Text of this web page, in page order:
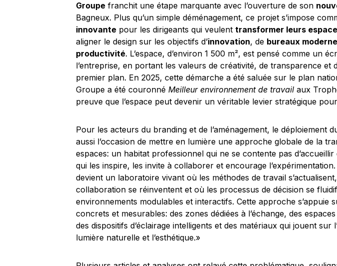
Groupe franchit une étape marquante avec l’ouverture de son
Bagneux. Plus qu’un simple déménagement, ce projet s’impose
innovante pour les dirigeants qui veulent transformer leurs
aligner le design sur les objectifs d’innovation, de bureaux
productivité. L’espace, d’environ 1 500 m², est pensé comme un
l’entreprise, en portant les valeurs de créativité, de transparence et
premier plan. En 2025, cette démarche a été saluée sur le plan
Groupe a été couronné Meilleur environnement de travail aux
preuve que l’espace peut devenir un véritable levier stratégique
Pour les acteurs du branding et de l’aménagement, le déploiement
aussi l’occasion de mettre en lumière une approche globale de la
espaces: un habitat professionnel qui ne se contente pas d’accueillir
qui les inspire, les invite à collaborer et encourage
devient un laboratoire vivant où les méthodes de travail
collaboration se réinventent et où les processus de décision se
environnements modulables et interactifs. Cette approche s’appuie
concrets et mesurables: des zones dédiées à l’échange, des
des dispositifs d’éclairage intelligents et des matériaux qui jouent sur
lumière naturelle et l’esthétique.»